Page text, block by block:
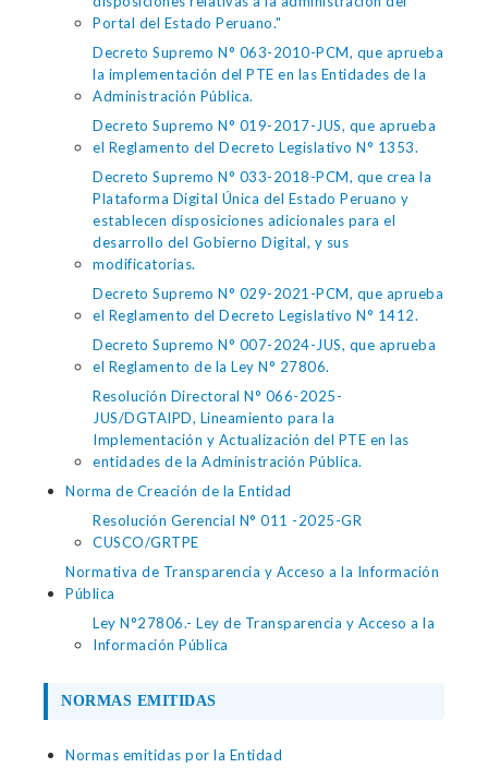
Portal del Estado Peruano."
Decreto Supremo N° 063-2010-PCM, que aprueba
la implementación del PTE en las Entidades de la
Administración Pública.
Decreto Supremo N° 019-2017-JUS, que aprueba
el Reglamento del Decreto Legislativo N° 1353.
Decreto Supremo N° 033-2018-PCM, que crea la
Plataforma Digital Única del Estado Peruano y
establecen disposiciones adicionales para el
desarrollo del Gobierno Digital, y sus
modificatorias.
Decreto Supremo N° 029-2021-PCM, que aprueba
el Reglamento del Decreto Legislativo N° 1412.
Decreto Supremo N° 007-2024-JUS, que aprueba
el Reglamento de la Ley N° 27806.
Resolución Directoral N° 066-2025-
JUS/DGTAIPD, Lineamiento para la
Implementación y Actualización del PTE en las
entidades de la Administración Pública.
Norma de Creación de la Entidad
Resolución Gerencial N° 011 -2025-GR
CUSCO/GRTPE
Normativa de Transparencia y Acceso a la Información
Pública
Ley N°27806.- Ley de Transparencia y Acceso a la
Información Pública
NORMAS EMITIDAS
Normas emitidas por la Entidad